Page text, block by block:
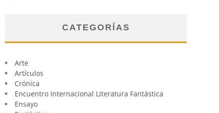
CATEGORÍAS
Arte
Artículos
Crónica
Encuentro Internacional Literatura Fantástica
Ensayo